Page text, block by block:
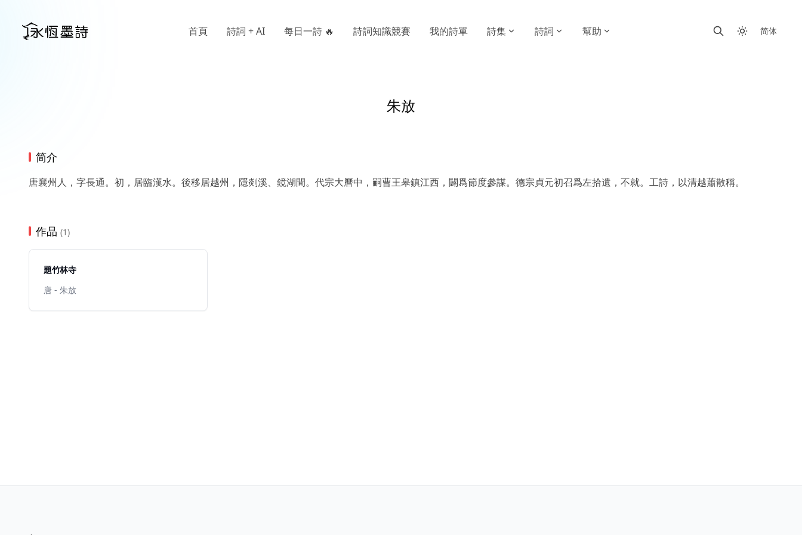
首頁 詩詞 + AI 每日一詩 🔥 詩詞知識競賽 我的詩單 詩集 詩詞 幫助 简体
朱放
简介
唐襄州人，字長通。初，居臨漢水。後移居越州，隱剡溪、鏡湖間。代宗大曆中，嗣曹王皋鎮江西，闢爲節度參謀。德宗貞元初召爲左拾遺，不就。工詩，以清越蕭散稱。
作品 (1)
題竹林寺
唐 - 朱放